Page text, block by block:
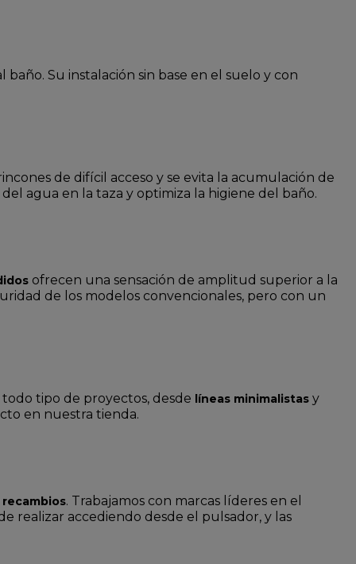
Su instalación sin base en el suelo y con
de difícil acceso y se evita la acumulación de
agua en la taza y optimiza la higiene del baño.
ofrecen una sensación de amplitud superior a la
de los modelos convencionales, pero con un
tipo de proyectos, desde líneas minimalistas y
en nuestra tienda.
. Trabajamos con marcas líderes en el
realizar accediendo desde el pulsador, y las